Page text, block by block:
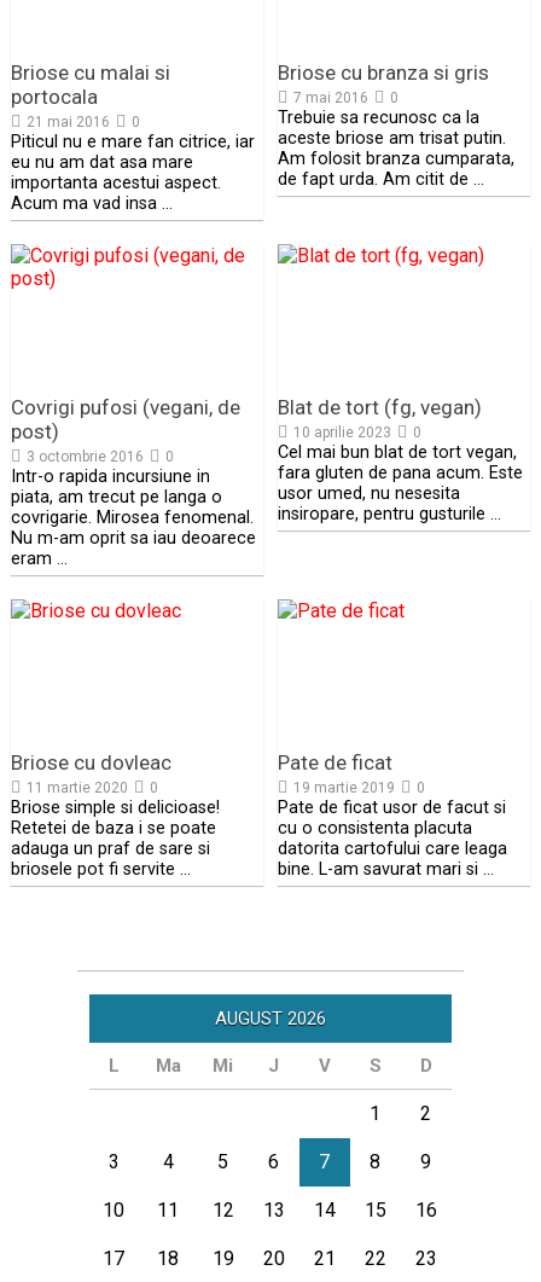
Briose cu malai si
portocala
21 mai 2016 0
Piticul nu e mare fan citrice, iar
eu nu am dat asa mare
importanta acestui aspect.
Acum ma vad insa …
Briose cu branza si gris
7 mai 2016 0
Trebuie sa recunosc ca la
aceste briose am trisat putin.
Am folosit branza cumparata,
de fapt urda. Am citit de …
Covrigi pufosi (vegani, de
post)
3 octombrie 2016 0
Intr-o rapida incursiune in
piata, am trecut pe langa o
covrigarie. Mirosea fenomenal.
Nu m-am oprit sa iau deoarece
eram …
Blat de tort (fg, vegan)
10 aprilie 2023 0
Cel mai bun blat de tort vegan,
fara gluten de pana acum. Este
usor umed, nu nesesita
insiropare, pentru gusturile …
Briose cu dovleac
11 martie 2020 0
Briose simple si delicioase!
Retetei de baza i se poate
adauga un praf de sare si
briosele pot fi servite …
Pate de ficat
19 martie 2019 0
Pate de ficat usor de facut si
cu o consistenta placuta
datorita cartofului care leaga
bine. L-am savurat mari si …
AUGUST 2026
L Ma Mi J V S D
1 2
3 4 5 6 7 8 9
10 11 12 13 14 15 16
17 18 19 20 21 22 23